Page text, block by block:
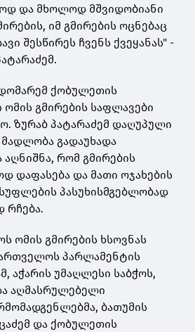
და მხოლოდ მშვიდობიანი
იმ გმირების ოცნებაც
შესწირეს ჩვენს ქვეყანას" -
ქობულეთის
გმირების საფლავები
ზურაბ პატარაძემ დაღუპული
მადლობა გადაუხადა
აღნიშნა, რომ გმირების
დაფასება და მათი ოჯახების
პასუხისმგებლობად
რჩება.
ომის გმირების ხსოვნას
პარლამენტის
აჭარის უმაღლესი საბჭოს,
აღმასრულებელი
ბათუმის
და ქობულეთის